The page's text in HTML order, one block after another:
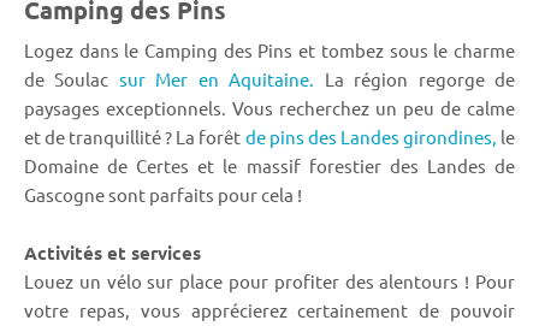
Camping des Pins
Logez dans le Camping des Pins et tombez sous le charme
de Soulac sur Mer en Aquitaine.
La région regorge de
paysages exceptionnels. Vous recherchez un peu de calme
et de tranquillité ? La forêt de pins des Landes girondines, le
Domaine de Certes et le massif forestier des Landes de
Gascogne sont parfaits pour cela !
Activités et services
Louez un vélo sur place pour profiter des alentours ! Pour
votre repas, vous apprécierez certainement de pouvoir